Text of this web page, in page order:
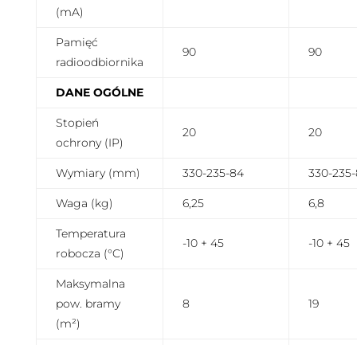
(mA)
Pamięć
radioodbiornika
90 90
DANE OGÓLNE
Stopień
ochrony (IP)
20 20
Wymiary (mm) 330-235-84 330-
Waga (kg) 6,25 6,8
Temperatura
robocza (°C)
-10 + 45 -10 + 45
Maksymalna
pow. bramy
(m²)
8 19